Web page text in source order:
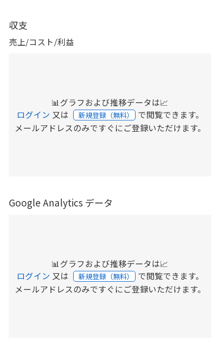
収支
売上/コスト/利益
📊グラフおよび推移データは📈
ログイン 又は 新規登録（無料） で閲覧できます。
メールアドレスのみですぐにご登録いただけます。
Google Analytics データ
📊グラフおよび推移データは📈
ログイン 又は 新規登録（無料） で閲覧できます。
メールアドレスのみですぐにご登録いただけます。